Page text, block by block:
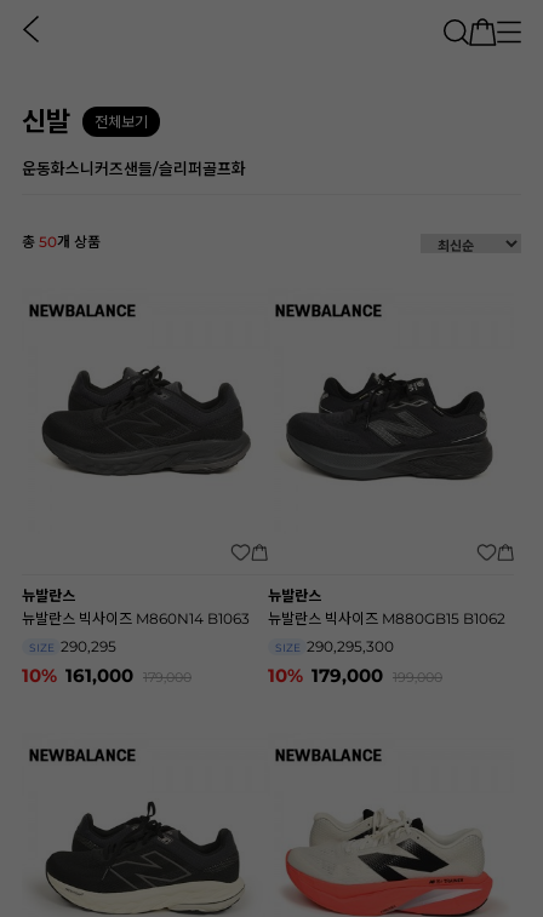
신발 전체보기
운동화스니커즈샌들/슬리퍼골프화
총 50개 상품
뉴발란스
뉴발란스 빅사이즈 M860N14 B1063
SIZE 290,295
10% 161,000 179,000
뉴발란스
뉴발란스 빅사이즈 M880GB15 B1062
SIZE 290,295,300
10% 179,000 199,000